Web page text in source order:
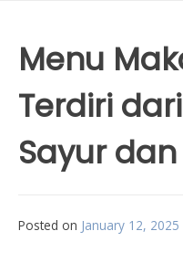
Menu
Terdiri
Sayur
Posted on January 12, 2025